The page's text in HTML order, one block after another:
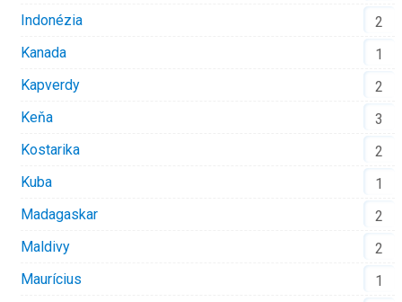
Indonézia
2
Kanada
1
Kapverdy
2
Keňa
3
Kostarika
2
Kuba
1
Madagaskar
2
Maldivy
2
Maurícius
1